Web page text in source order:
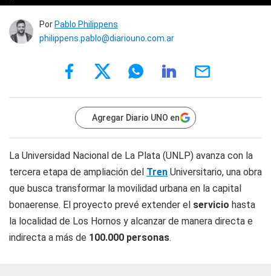
Por Pablo Philippens
philippens.pablo@diariouno.com.ar
Agregar Diario UNO en
La Universidad Nacional de La Plata (UNLP) avanza con la
tercera etapa de ampliación del Tren Universitario, una obra
que busca transformar la movilidad urbana en la capital
bonaerense. El proyecto prevé extender el servicio hasta
la localidad de Los Hornos y alcanzar de manera directa e
indirecta a más de 100.000 personas.